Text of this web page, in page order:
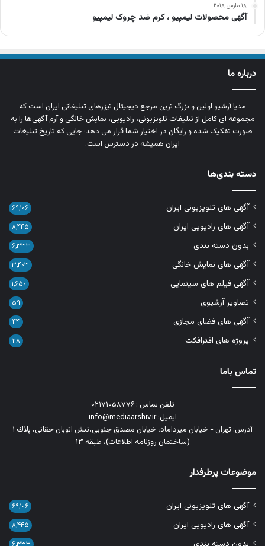
۱۸ مارس ۲۰۱۸
آگهی محصولات لیمپیو ، کرم ضد چروک لیمپیو
درباره ما
مدیا آرشیو اولین و بزرگ‌ ترین مرجع دیجیتال تیزرهای تبلیغاتی ایران است که
مجموعه‌ ای کامل از تبلیغات تلویزیونی، رادیویی، نمایش خانگی و آرم‌ آگهی‌ها را به‌
صورت تفکیک‌ شده و رایگان در اختیار شما قرار می‌ دهد؛ جایی که تاریخ تبلیغات
ایران همیشه در دسترس است.
دسته بندی‌ها
آگهی های تلویزیونی ایران ۶۹,۱۰۶
آگهی های رادیویی ایران ۸,۴۴۵
بدون دسته بندی ۶,۳۳۳
آگهی های نمایش خانگی ۳,۴۰۳
آگهی فیلم های سینمایی ۱,۶۵۰
تصاویر آرشیوی ۵۹
آگهی های فضای مجازی ۴۴
پروژه های افترافکت ۲۸
تماس باما
تلفن تماس : ۰۲۱۷۱۰۵۸۷۷۶
ایمیل: info@mediaarshiv.ir
آدرس: تهران - خیابان میرداماد، خیابان مصدق جنوبی،نبش اتوبان حقانی، پلاك ١
(ساختمان روزنامه اطلاعات)، طبقه ۱۳
موضوعات پرطرفدار
آگهی های تلویزیونی ایران ۶۹,۱۰۶
آگهی های رادیویی ایران ۸,۴۴۵